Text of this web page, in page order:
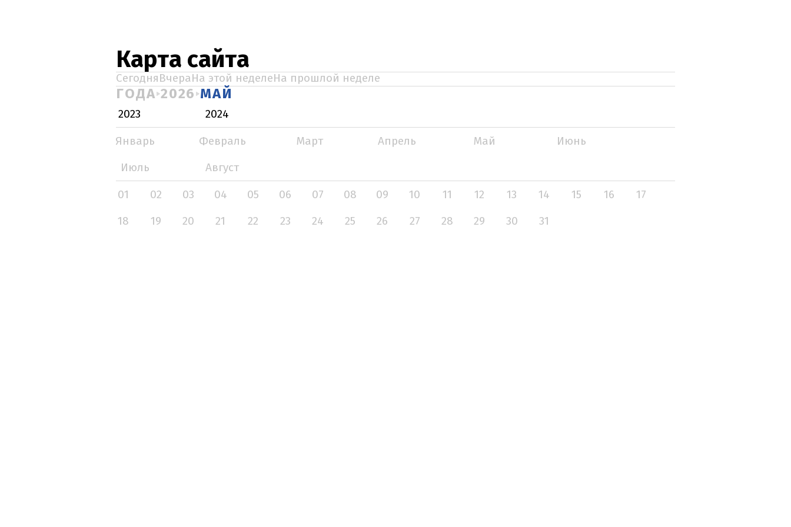
Карта сайта
СегодняВчераНа этой неделеНа прошлой неделе
ГОДА 2026 МАЙ
2023
2024
Январь
Февраль Март Апрель Май
Июнь
Июль
Август
01
02 03 04 05 06 07 08 09 10 11 12 13 14 15 16
17
18
19 20 21 22 23 24 25 26 27 28 29 30 31